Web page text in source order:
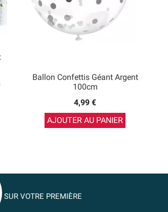
Ballon Confettis Géant Argent
100cm
4,99 €
AJOUTER AU PANIER
SUR VOTRE PREMIÈRE